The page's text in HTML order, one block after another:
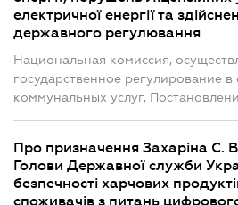
електричної енергії та
державного регулювання
Национальная комиссия,
государственное регулирование в
коммунальных услуг,
Про призначення Захаріна С.
Голови Державної служби
безпечності харчових
споживачів з питань